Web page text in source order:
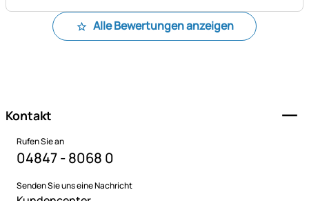
Alle Bewertungen anzeigen
Kontakt
Rufen Sie an
04847 - 8068 0
Senden Sie uns eine Nachricht